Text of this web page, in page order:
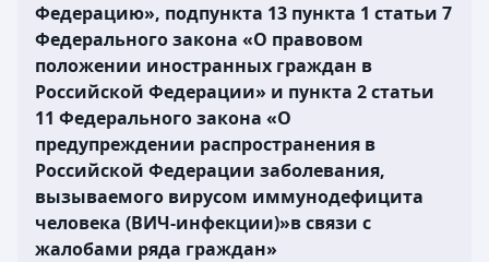
Федерацию», подпункта 13 пункта 1 статьи 7
Федерального закона «О правовом
положении иностранных граждан в
Российской Федерации» и пункта 2 статьи
11 Федерального закона «О
предупреждении распространения в
Российской Федерации заболевания,
вызываемого вирусом иммунодефицита
человека (ВИЧ-инфекции)»в связи с
жалобами ряда граждан»